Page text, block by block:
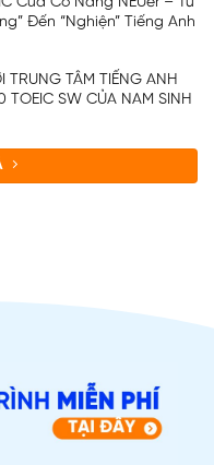
Đến “Nghiện” Tiếng Anh
TRUNG TÂM TIẾNG ANH
TOEIC SW CỦA NAM SINH